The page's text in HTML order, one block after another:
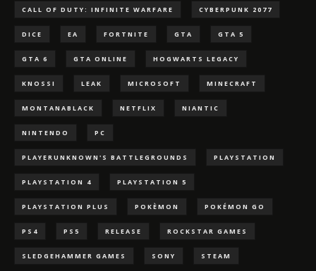
CALL OF DUTY: INFINITE WARFARE CYBERPUNK 2077
DICE EA FORTNITE GTA GTA 5
GTA 6 GTA ONLINE HOGWARTS LEGACY
KNOSSI LEAK MICROSOFT MINECRAFT
MONTANABLACK NETFLIX NIANTIC
NINTENDO PC
PLAYERUNKNOWN'S BATTLEGROUNDS PLAYSTATION
PLAYSTATION 4 PLAYSTATION 5
PLAYSTATION PLUS POKÈMON POKÉMON GO
PS4 PS5 RELEASE ROCKSTAR GAMES
SLEDGEHAMMER GAMES SONY STEAM